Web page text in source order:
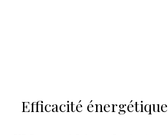
Efficacité énergétique